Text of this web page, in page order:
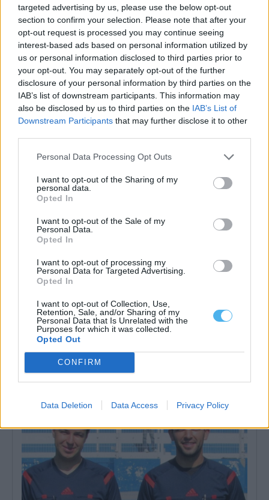
targeted advertising by us, please use the below opt-out
section to confirm your selection. Please note that after your
opt-out request is processed you may continue seeing
interest-based ads based on personal information utilized by
us or personal information disclosed to third parties prior to
your opt-out. You may separately opt-out of the further
disclosure of your personal information by third parties on the
IAB’s list of downstream participants. This information may
also be disclosed by us to third parties on the IAB’s List of
Downstream Participants that may further disclose it to other
Personal Data Processing Opt Outs
I want to opt-out of the Sharing of my
personal data.
Opted In
I want to opt-out of the Sale of my
Personal Data.
Opted In
I want to opt-out of processing my
Personal Data for Targeted Advertising.
Opted In
I want to opt-out of Collection, Use,
Retention, Sale, and/or Sharing of my
Personal Data that Is Unrelated with the
Purposes for which it was collected.
Opted Out
CONFIRM
Data Deletion Data Access Privacy Policy
Liga 3 arranca este fim de semana com Lusitano de Évora em
cena: Conheça o calendário
jornada marcada...
6 Agosto, 2026 - 14:51
Chega exige solução do Governo para eventual saída de
médicos do distrito de Beja
Governo para,...
6 Agosto, 2026 - 12:02